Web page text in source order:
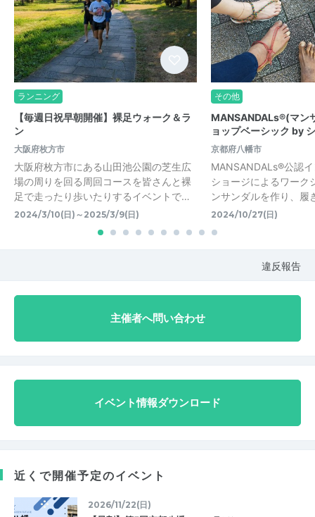
ランニング
【毎週日祝早朝開催】裸足ウォーク＆ラ
ン
大阪府枚方市
大阪府枚方市にある山田池公園の芝生広
場の周りを回る周回コースを皆さんと裸
足で走ったり歩いたりするイベントで…
2024/3/10(日)～2025/3/9(日)
その他
MANSANDALs®(マン
ョップベーシック by
京都府八幡市
MANSANDALs®️公認
ショージによるワーク
ンサンダルを作り、
2024/10/27(日)
違反報告
主催者へ問い合わせ
イベント情報ダウンロード
近くで開催予定のイベント
2026/11/22(日)